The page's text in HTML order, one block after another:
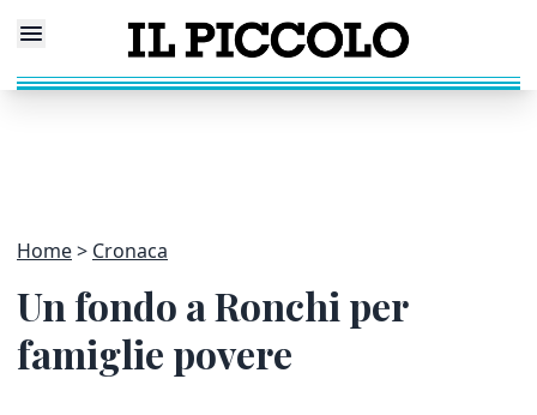
Home Cronaca
Un fondo a Ronchi per
famiglie povere